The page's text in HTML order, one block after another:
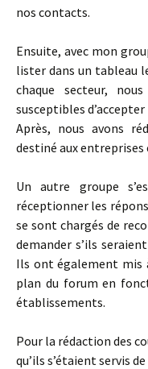
nos contacts.
Ensuite, avec mon
lister dans un tableau
chaque secteur,
susceptibles
Après, nous avons
destiné aux entreprises
Un autre groupe
réceptionner les
se sont chargés de
demander s’ils
Ils ont également mis
plan du forum en
établissements.
Pour la rédaction des
qu’ils s’étaient servis